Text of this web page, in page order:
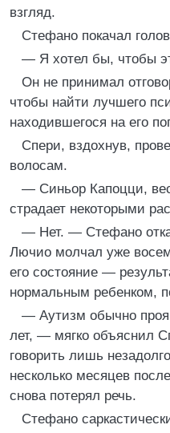
взгляд.
Стефано покачал
— Я хотел бы, чтобы
Он не принимал
чтобы найти лучшего
находившегося на его
Спери, вздохнув,
волосам.
— Синьор Капоцци,
страдает некоторыми
— Нет. — Стефано
Лючио молчал уже
его состояние —
нормальным ребенком,
— Аутизм обычно
лет, — мягко объяснил
говорить лишь
несколько месяцев
снова потерял речь.
Стефано